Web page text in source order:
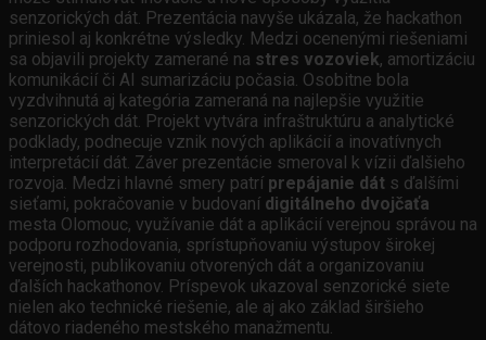
senzorických dát. Prezentácia navyše ukázala, že hackathon
priniesol aj konkrétne výsledky. Medzi ocenenými riešeniami
sa objavili projekty zamerané na stres vozoviek, amortizáciu
komunikácií či AI sumarizáciu počasia. Osobitne bola
vyzdvihnutá aj kategória zameraná na najlepšie využitie
senzorických dát. Projekt vytvára infraštruktúru a analytické
podklady, podnecuje vznik nových aplikácií a inovatívnych
interpretácií dát. Záver prezentácie smeroval k vízii ďalšieho
rozvoja. Medzi hlavné smery patrí prepájanie dát s ďalšími
sieťami, pokračovanie v budovaní digitálneho dvojčaťa
mesta Olomouc, využívanie dát a aplikácií verejnou správou na
podporu rozhodovania, sprístupňovaniu výstupov širokej
verejnosti, publikovaniu otvorených dát a organizovaniu
ďalších hackathonov. Príspevok ukazoval senzorické siete
nielen ako technické riešenie, ale aj ako základ širšieho
dátovo riadeného mestského manažmentu.